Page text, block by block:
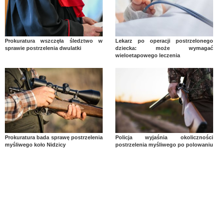
Prokuratura wszczęła śledztwo w
sprawie postrzelenia dwulatki
Lekarz po operacji postrzelonego
dziecka: może wymagać
wieloetapowego leczenia
Prokuratura bada sprawę postrzelenia
myśliwego koło Nidzicy
Policja wyjaśnia okoliczności
postrzelenia myśliwego po polowaniu